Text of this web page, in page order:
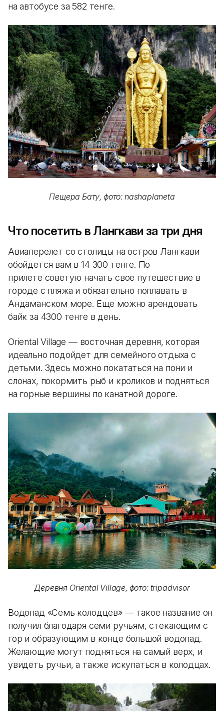
на автобусе за 582 тенге.
Пещера Бату, фото: nashaplaneta
Что посетить в Лангкави за три дня
Авиаперелет со столицы на остров Лангкави
обойдется вам в 14 300 тенге. По
прилете советую начать свое путешествие в
городе с пляжа и обязательно поплавать в
Андаманском море. Еще можно арендовать
байк за 4300 тенге в день.
Oriental Village — восточная деревня, которая
идеально подойдет для семейного отдыха с
детьми. Здесь можно покататься на пони и
слонах, покормить рыб и кроликов и подняться
на горные вершины по канатной дороге.
Деревня Oriental Village, фото: tripadvisor
Водопад «Семь колодцев» — такое название он
получил благодаря семи ручьям, стекающим с
гор и образующим в конце большой водопад.
Желающие могут подняться на самый верх, и
увидеть ручьи, а также искупаться в колодцах.